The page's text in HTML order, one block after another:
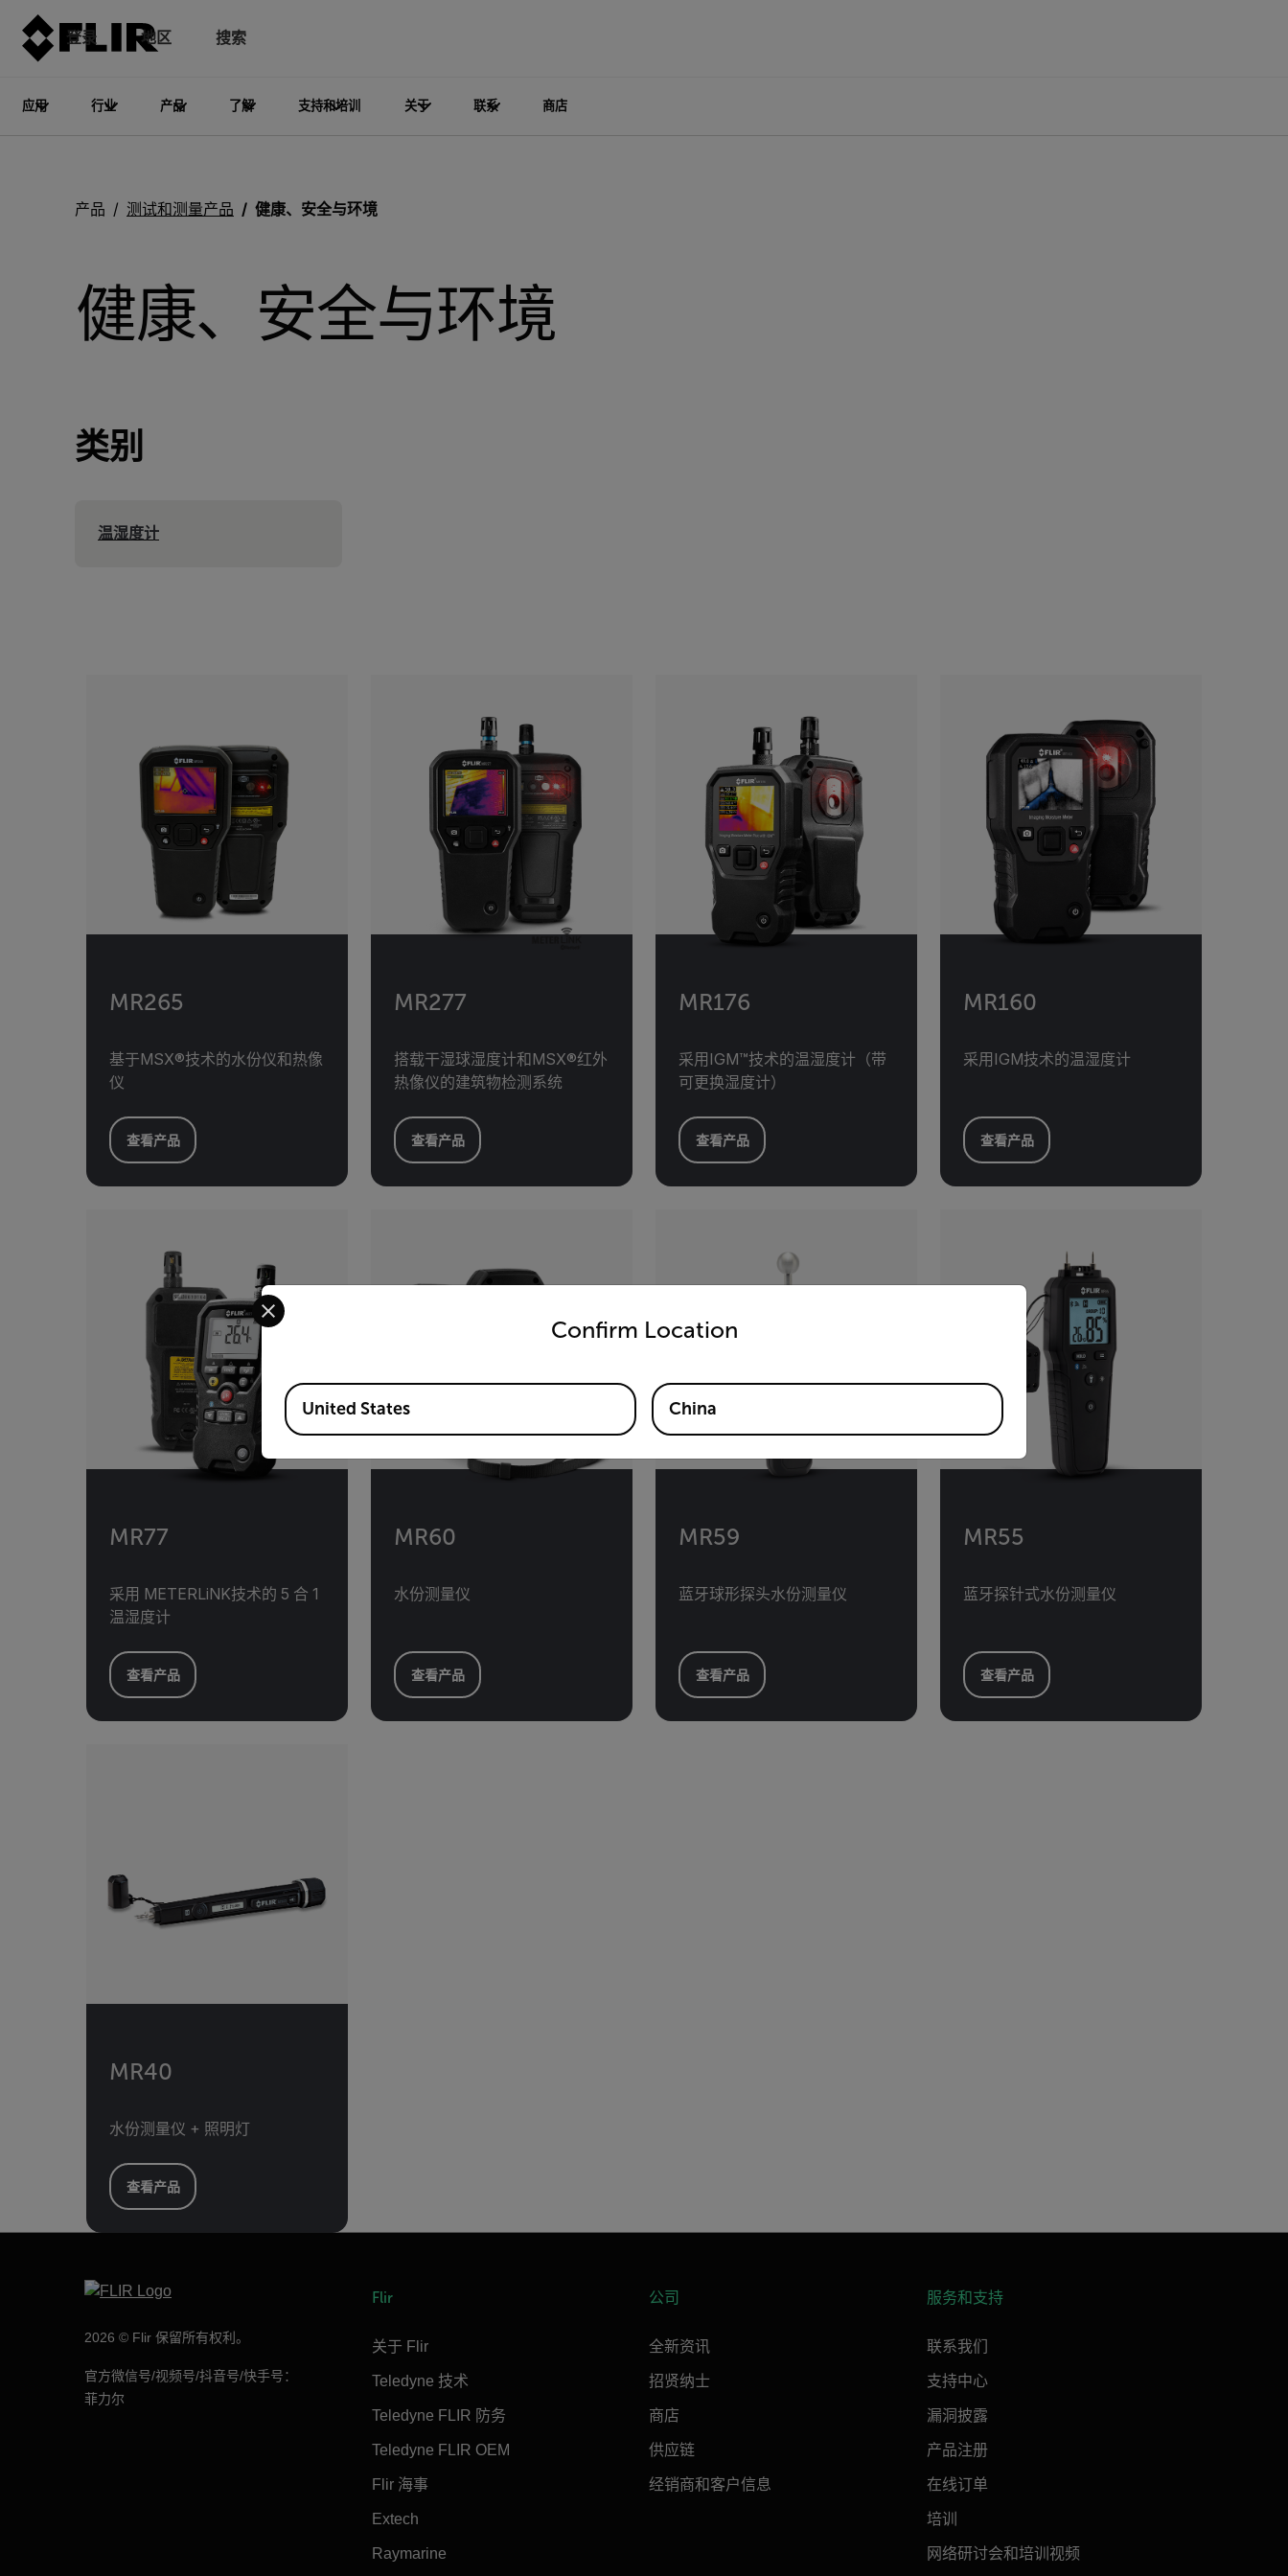
登录 地区 搜索
应用 行业 产品 了解 支持和培训 关于 联系 商店
产品 测试和测量产品 健康、安全与环境
健康、安全与环境
类别
温湿度计
MR265
基于MSX®技术的水份仪和热像
仪
查看产品
MR277
搭载干湿球湿度计和MSX®红外
热像仪的建筑物检测系统
查看产品
MR176
采用IGM™技术的温湿度计（带
可更换湿度计）
查看产品
MR160
采用IGM技术的温湿度计
查看产品
MR77
采用 METERLiNK技术的 5 合 1
温湿度计
查看产品
MR60
水份测量仪
查看产品
MR59
蓝牙球形探头水份测量仪
查看产品
MR55
蓝牙探针式水份测量仪
查看产品
MR40
水份测量仪 + 照明灯
查看产品
2026 © Flir 保留所有权利。
官方微信号/视频号/抖音号/快手号：
菲力尔
Flir
关于 Flir
Teledyne 技术
Teledyne FLIR 防务
Teledyne FLIR OEM
Flir 海事
Extech
Raymarine
公司
全新资讯
招贤纳士
商店
供应链
经销商和客户信息
服务和支持
联系我们
支持中心
漏洞披露
产品注册
在线订单
培训
网络研讨会和培训视频
Confirm Location
Select your preferred country and language from the options below to access the appropriate version of our website.
Available Locations
United States China